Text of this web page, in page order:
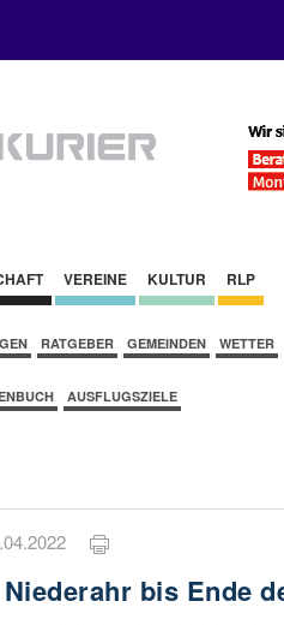
VEREINE KULTUR RLP
RATGEBER GEMEINDEN WETTER
AUSFLUGSZIELE
bis Ende